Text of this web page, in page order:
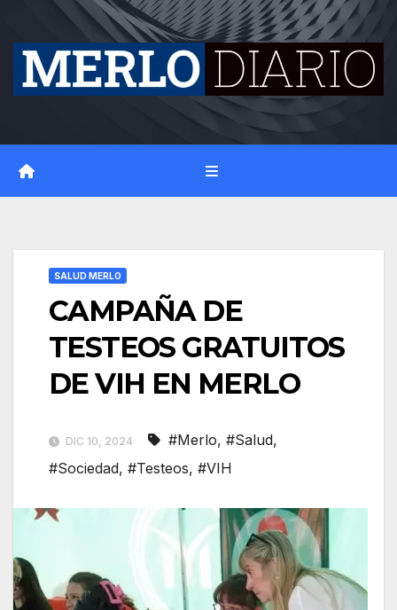
content
SALUD MERLO
CAMPAÑA DE
TESTEOS GRATUITOS
DE VIH EN MERLO
DIC 10, 2024 #Merlo, #Salud,
#Sociedad, #Testeos, #VIH